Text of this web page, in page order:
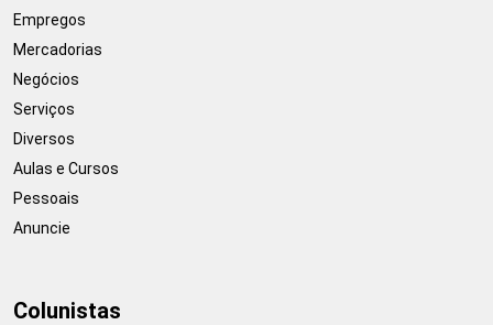
Empregos
Mercadorias
Negócios
Serviços
Diversos
Aulas e Cursos
Pessoais
Anuncie
Colunistas